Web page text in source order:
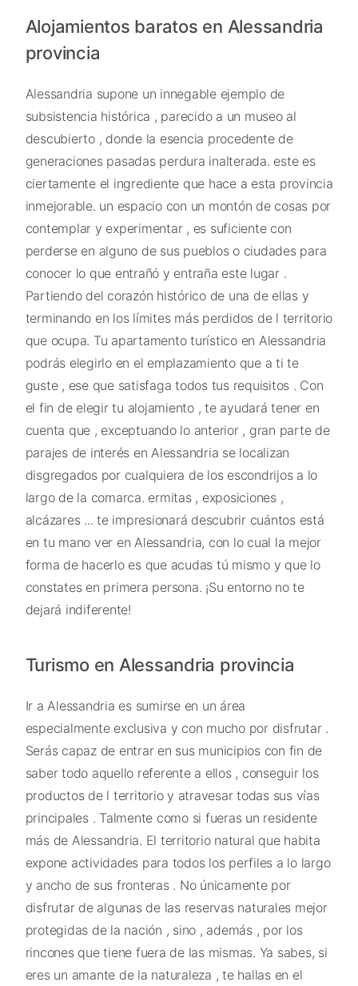
Alojamientos baratos en Alessandria
provincia
Alessandria supone un innegable ejemplo de
subsistencia histórica , parecido a un museo al
descubierto , donde la esencia procedente de
generaciones pasadas perdura inalterada. este es
ciertamente el ingrediente que hace a esta provincia
inmejorable. un espacio con un montón de cosas por
contemplar y experimentar , es suficiente con
perderse en alguno de sus pueblos o ciudades para
conocer lo que entrañó y entraña este lugar .
Partiendo del corazón histórico de una de ellas y
terminando en los límites más perdidos de l territorio
que ocupa. Tu apartamento turístico en Alessandria
podrás elegirlo en el emplazamiento que a ti te
guste , ese que satisfaga todos tus requisitos . Con
el fin de elegir tu alojamiento , te ayudará tener en
cuenta que , exceptuando lo anterior , gran parte de
parajes de interés en Alessandria se localizan
disgregados por cualquiera de los escondrijos a lo
largo de la comarca. ermitas , exposiciones ,
alcázares ... te impresionará descubrir cuántos está
en tu mano ver en Alessandria, con lo cual la mejor
forma de hacerlo es que acudas tú mismo y que lo
constates en primera persona. ¡Su entorno no te
dejará indiferente!
Turismo en Alessandria provincia
Ir a Alessandria es sumirse en un área
especialmente exclusiva y con mucho por disfrutar .
Serás capaz de entrar en sus municipios con fin de
saber todo aquello referente a ellos , conseguir los
productos de l territorio y atravesar todas sus vías
principales . Talmente como si fueras un residente
más de Alessandria. El territorio natural que habita
expone actividades para todos los perfiles a lo largo
y ancho de sus fronteras . No únicamente por
disfrutar de algunas de las reservas naturales mejor
protegidas de la nación , sino , además , por los
rincones que tiene fuera de las mismas. Ya sabes, si
eres un amante de la naturaleza , te hallas en el